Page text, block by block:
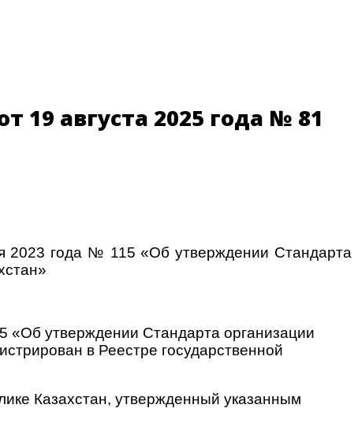
19 августа 2025 года № 81
2023 года № 115 «Об утверждении Стандарта
«Об утверждении Стандарта организации
в Реестре государственной
Казахстан, утвержденный указанным